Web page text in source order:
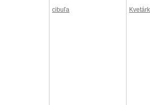
cibuľa